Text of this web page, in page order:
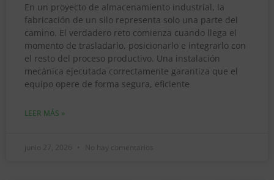
En un proyecto de almacenamiento industrial, la
fabricación de un silo representa solo una parte del
camino. El verdadero reto comienza cuando llega el
momento de trasladarlo, posicionarlo e integrarlo con
el resto del proceso productivo. Una instalación
mecánica ejecutada correctamente garantiza que el
equipo opere de forma segura, eficiente
LEER MÁS »
junio 27, 2026 No hay comentarios